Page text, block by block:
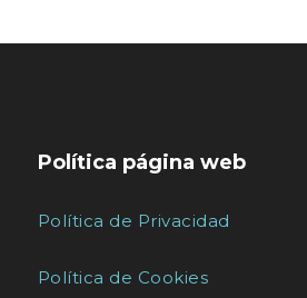
Política página web
Política de Privacidad
Política de Cookies